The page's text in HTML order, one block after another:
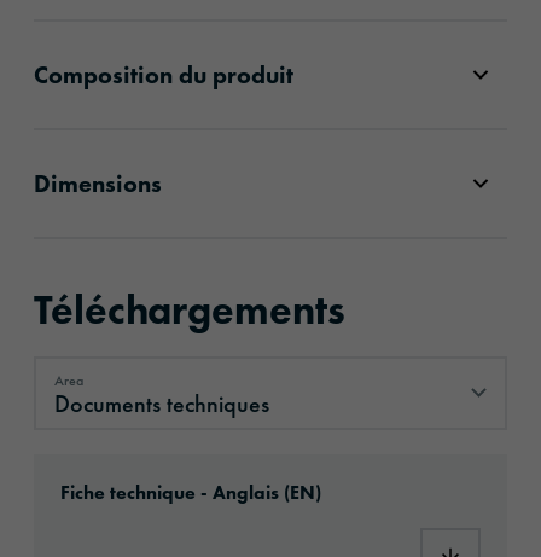
Composition du produit
Dimensions
Téléchargements
Area
Documents techniques
Fiche technique - Anglais (EN)